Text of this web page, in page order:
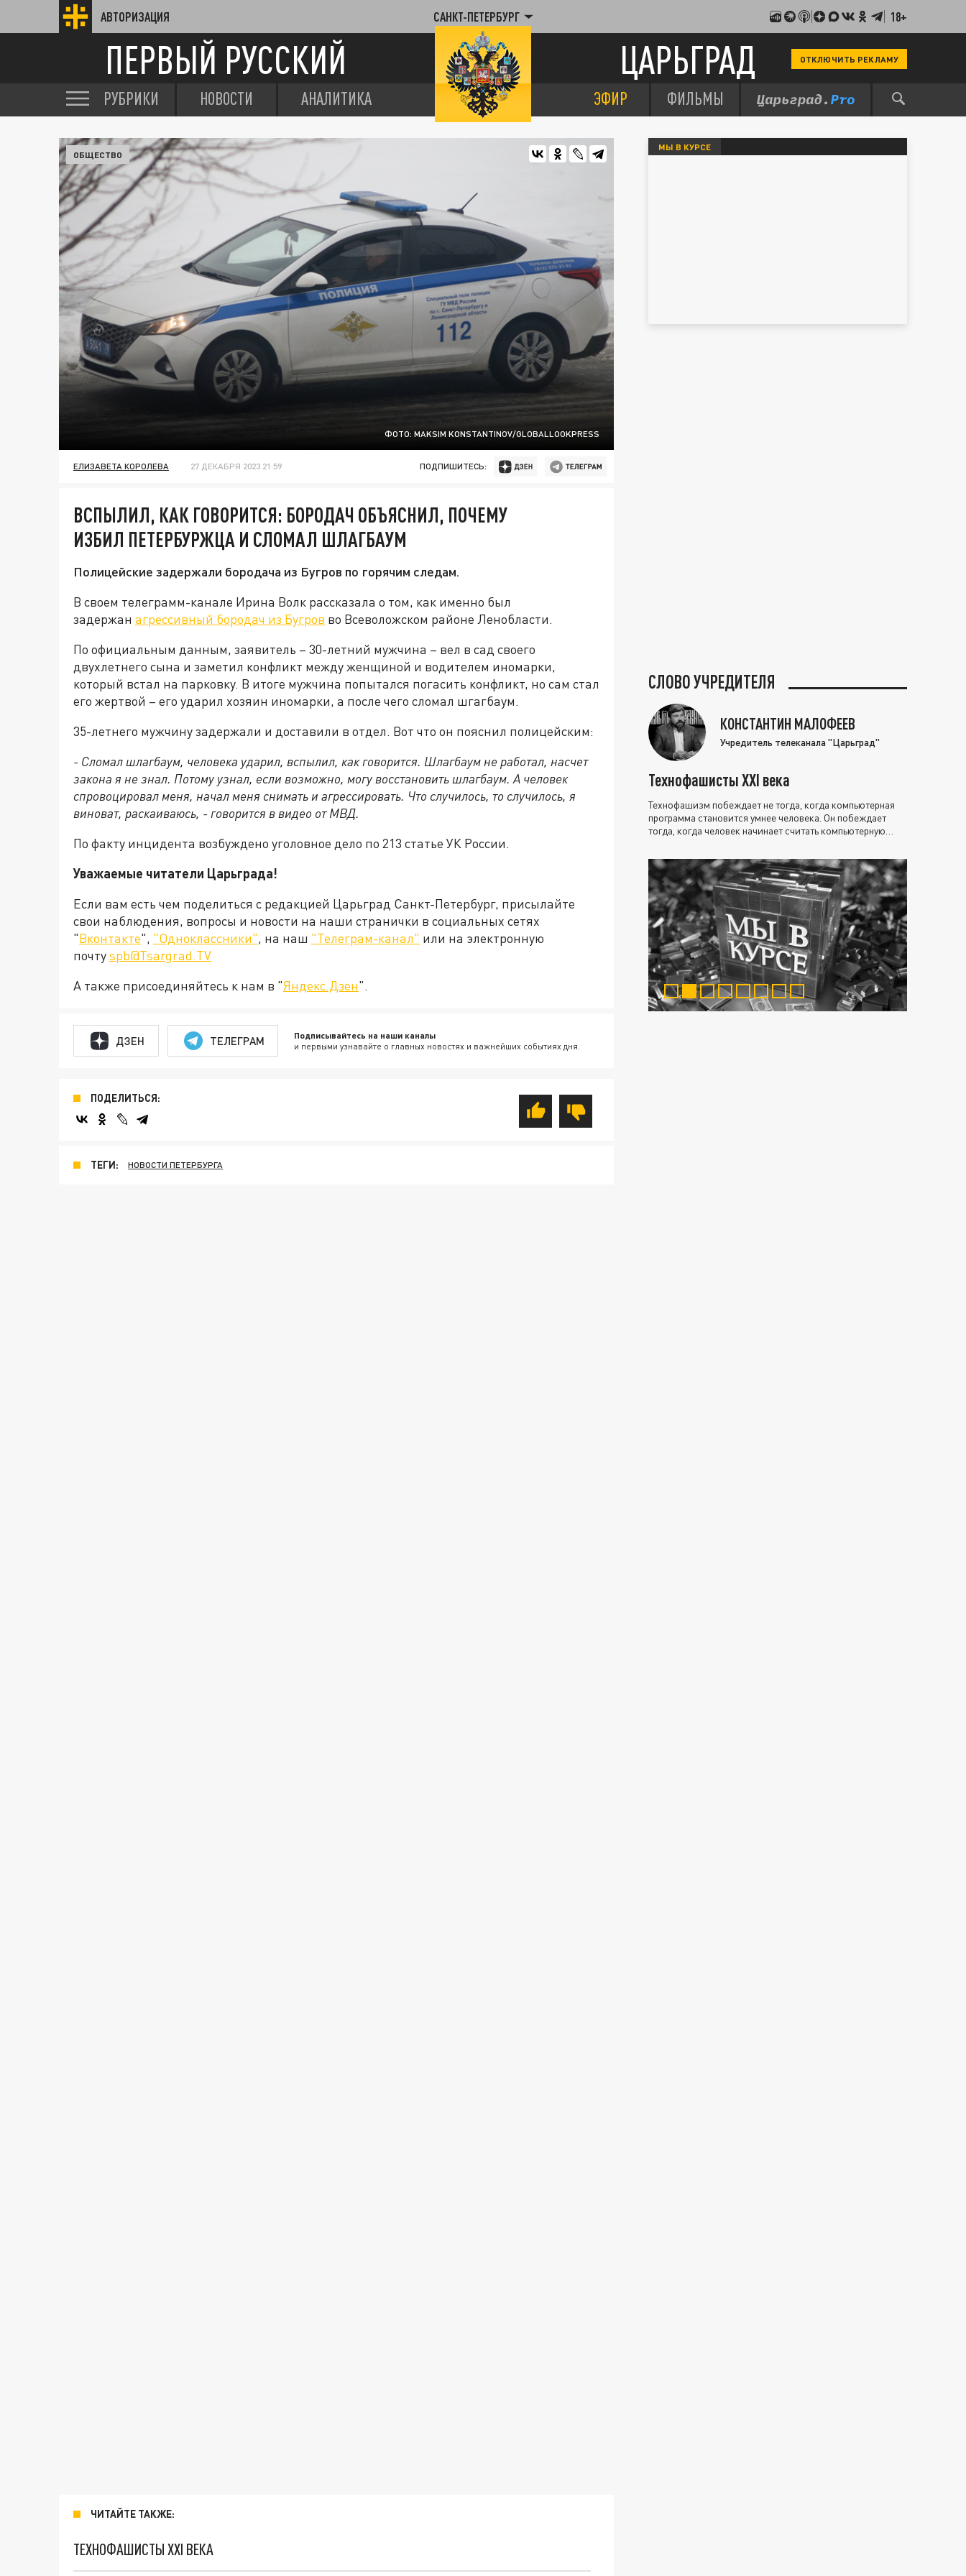
АВТОРИЗАЦИЯ САНКТ-ПЕТЕРБУРГ 18+
ПЕРВЫЙ РУССКИЙ ЦАРЬГРАД ОТКЛЮЧИТЬ РЕКЛАМУ
РУБРИКИ НОВОСТИ АНАЛИТИКА ЭФИР ФИЛЬМЫ
ФОТО: MAKSIM KONSTANTINOV/GLOBALLOOKPRESS
ОБЩЕСТВО
ЕЛИЗАВЕТА КОРОЛЕВА 27 ДЕКАБРЯ 2023 21:59 ПОДПИШИТЕСЬ:
ВСПЫЛИЛ, КАК ГОВОРИТСЯ: БОРОДАЧ ОБЪЯСНИЛ, ПОЧЕМУ
ИЗБИЛ ПЕТЕРБУРЖЦА И СЛОМАЛ ШЛАГБАУМ
Полицейские задержали бородача из Бугров по горячим следам.
В своем телеграмм-канале Ирина Волк рассказала о том, как именно был
задержан агрессивный бородач из Бугров во Всеволожском районе Ленобласти.
По официальным данным, заявитель – 30-летний мужчина – вел в сад своего
двухлетнего сына и заметил конфликт между женщиной и водителем иномарки,
который встал на парковку. В итоге мужчина попытался погасить конфликт, но сам стал
его жертвой – его ударил хозяин иномарки, а после чего сломал шгагбаум.
35-летнего мужчину задержали и доставили в отдел. Вот что он пояснил полицейским:
- Сломал шлагбаум, человека ударил, вспылил, как говорится. Шлагбаум не работал, насчет
закона я не знал. Потому узнал, если возможно, могу восстановить шлагбаум. А человек
спровоцировал меня, начал меня снимать и агрессировать. Что случилось, то случилось, я
виноват, раскаиваюсь, - говорится в видео от МВД.
По факту инцидента возбуждено уголовное дело по 213 статье УК России.
Уважаемые читатели Царьграда!
Если вам есть чем поделиться с редакцией Царьград Санкт-Петербург, присылайте
свои наблюдения, вопросы и новости на наши странички в социальных сетях
"Вконтакте", "Одноклассники", на наш "Телеграм-канал" или на электронную
почтуspb@Tsargrad.TV
А также присоединяйтесь к нам в "Яндекс.Дзен".
ДЗЕН ТЕЛЕГРАМ Подписывайтесь на наши каналы
и первыми узнавайте о главных новостях и важнейших событиях дня.
ПОДЕЛИТЬСЯ:
ТЕГИ: НОВОСТИ ПЕТЕРБУРГА
ЧИТАЙТЕ ТАКЖЕ:
ТЕХНОФАШИСТЫ XXI ВЕКА
МЫ В КУРСЕ
СЛОВО УЧРЕДИТЕЛЯ
КОНСТАНТИН МАЛОФЕЕВ
Учредитель телеканала "Царьград"
Технофашисты XXI века
Технофашизм побеждает не тогда, когда компьютерная
программа становится умнее человека. Он побеждает
тогда, когда человек начинает считать компьютерную